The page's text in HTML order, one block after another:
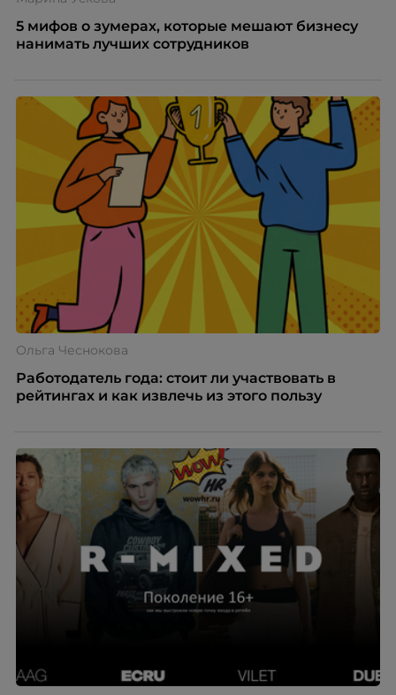
5 мифов о зумерах, которые мешают бизнесу
нанимать лучших сотрудников
Ольга Чеснокова
Работодатель года: стоит ли участвовать в
рейтингах и как извлечь из этого пользу